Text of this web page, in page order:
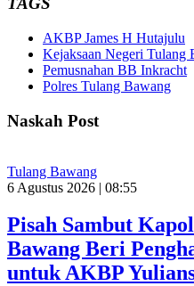
AKBP James H Hutajulu
Kejaksaan Negeri Tulang
Pemusnahan BB Inkracht
Polres Tulang Bawang
Naskah Post
Tulang Bawang
6 Agustus 2026 | 08:55
Pisah Sambut
Bawang Beri
untuk AKBP